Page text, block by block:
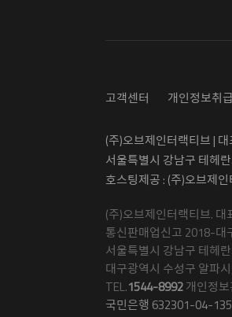
고객센터 개인정보취
(주)오브제인터랙티브 |
서울특별시 강남구 테헤
호스팅제공 : (주)오브제
(주)오브제인터랙티브.
통신판매업신고 2018-대
서울특별시 강남구 테헤
대구광역시 수성구 알파
TEL.1544-8992개인정
국민은행 632301-04-